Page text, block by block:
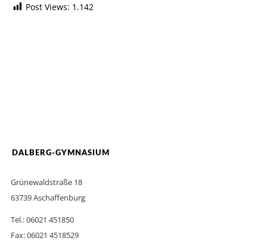
Post Views: 1.142
DALBERG-GYMNASIUM
Grünewaldstraße 18
63739 Aschaffenburg
Tel.: 06021 451850
Fax: 06021 4518529